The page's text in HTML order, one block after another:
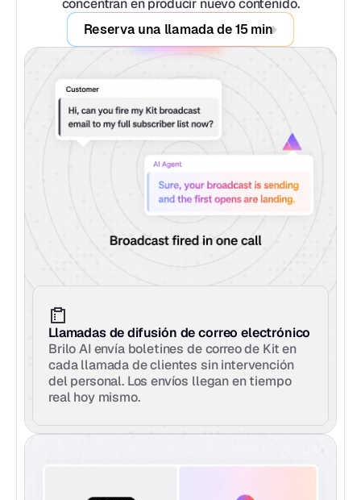
concentran en producir nuevo contenido.
Reserva una llamada de 15 min
Llamadas de difusión de correo electrónico
Brilo AI envía boletines de correo de Kit en
cada llamada de clientes sin intervención
del personal. Los envíos llegan en tiempo
real hoy mismo.